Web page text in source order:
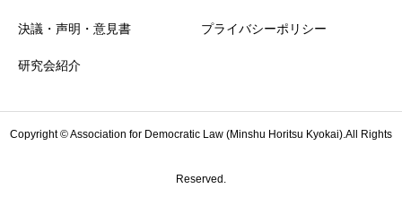
決議・声明・意見書
研究会紹介
プライバシーポリシー
Copyright © Association for Democratic Law (Minshu Horitsu Kyokai).All Rights
Reserved.